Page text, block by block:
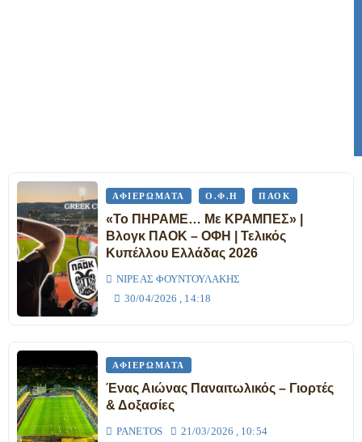
ΑΦΙΕΡΏΜΑΤΑ Ο.Φ.Η ΠΑΟΚ
«Το ΠΗΡΑΜΕ… Με ΚΡΑΜΠΕΣ» |
Βλογκ ΠΑΟΚ – ΟΦΗ | Τελικός
Κυπέλλου Ελλάδας 2026
ΝΙΡΈΑΣ ΦΟΥΝΤΟΥΛΆΚΗΣ
30/04/2026 , 14:18
ΑΦΙΕΡΏΜΑΤΑ
Ένας Αιώνας Παναιτωλικός – Γιορτές
& Δοξασίες
PANETOS 21/03/2026 , 10:54